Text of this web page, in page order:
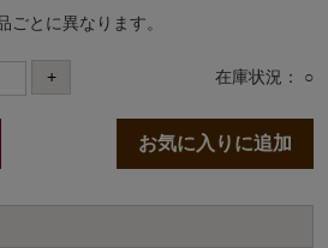
ごとに異なります。
+ 在庫状況： ○
お気に入りに追加